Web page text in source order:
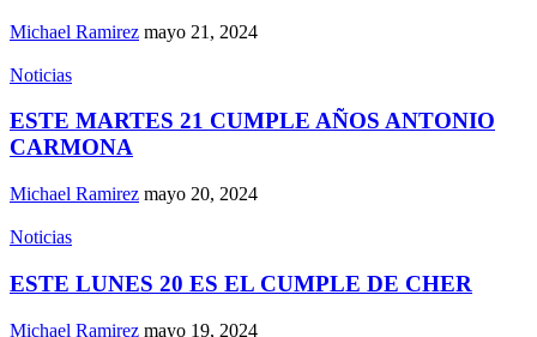
Michael Ramirez mayo 21, 2024
Noticias
ESTE MARTES 21 CUMPLE AÑOS ANTONIO
CARMONA
Michael Ramirez mayo 20, 2024
Noticias
ESTE LUNES 20 ES EL CUMPLE DE CHER
Michael Ramirez mayo 19, 2024